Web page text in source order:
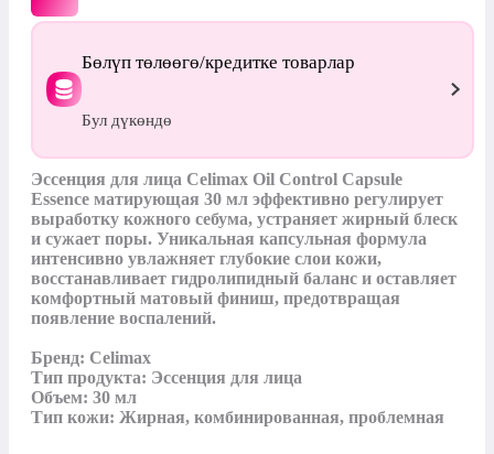
Бөлүп төлөөгө/кредитке товарлар
Бул дүкөндө
Эссенция для лица Celimax Oil Control Capsule
Essence матирующая 30 мл эффективно регулирует
выработку кожного себума, устраняет жирный блеск
и сужает поры. Уникальная капсульная формула
интенсивно увлажняет глубокие слои кожи,
восстанавливает гидролипидный баланс и оставляет
комфортный матовый финиш, предотвращая
появление воспалений.
Бренд: Celimax
Тип продукта: Эссенция для лица
Объем: 30 мл
Тип кожи: Жирная, комбинированная, проблемная